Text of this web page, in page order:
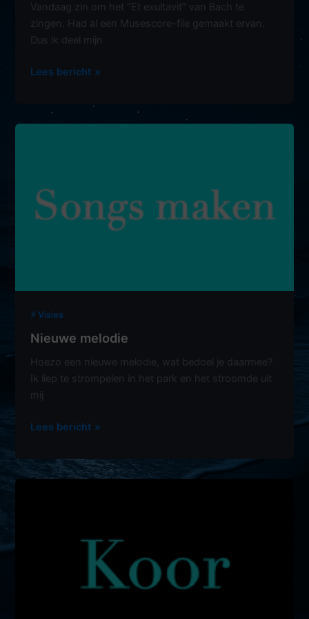
Vandaag zin om het “Et exultavit” van Bach te
zingen. Had al een Musescore-file gemaakt ervan.
Dus ik deel mijn
Klassiek
Lees bericht »
⚡️ Visies
Nieuwe melodie
Hoezo een nieuwe melodie, wat bedoel je daarmee?
Ik liep te strompelen in het park en het stroomde uit
mij
Nieuwe
Lees bericht »